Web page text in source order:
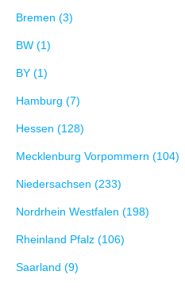
Bremen (3)
BW (1)
BY (1)
Hamburg (7)
Hessen (128)
Mecklenburg Vorpommern (104)
Niedersachsen (233)
Nordrhein Westfalen (198)
Rheinland Pfalz (106)
Saarland (9)